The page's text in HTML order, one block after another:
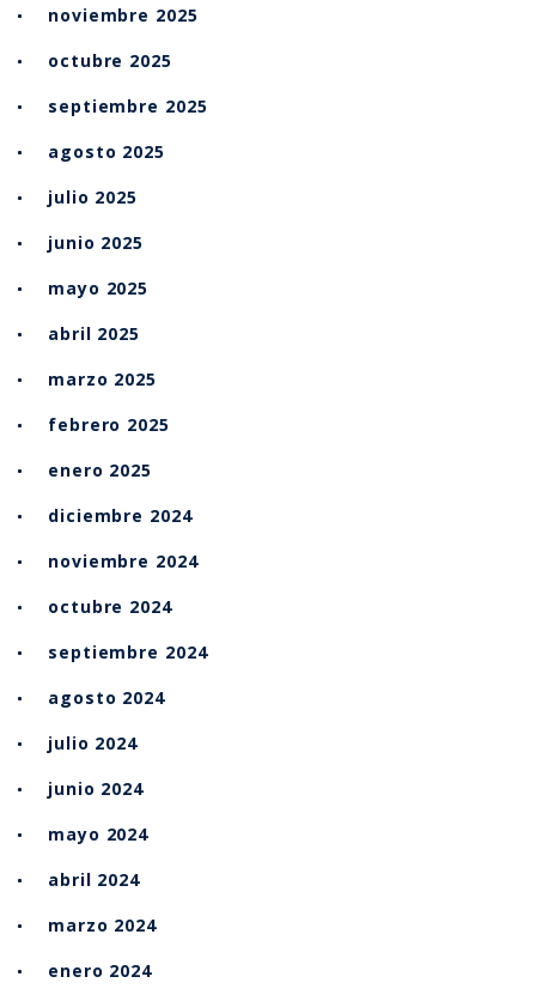
noviembre 2025
octubre 2025
septiembre 2025
agosto 2025
julio 2025
junio 2025
mayo 2025
abril 2025
marzo 2025
febrero 2025
enero 2025
diciembre 2024
noviembre 2024
octubre 2024
septiembre 2024
agosto 2024
julio 2024
junio 2024
mayo 2024
abril 2024
marzo 2024
enero 2024